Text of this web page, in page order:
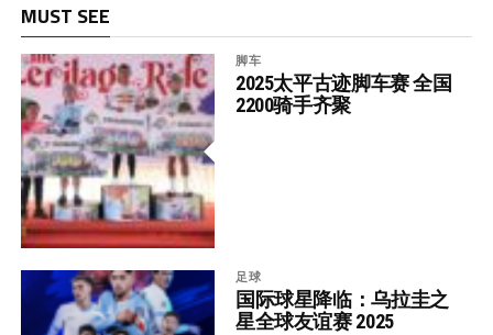
MUST SEE
脚车
2025太平古迹脚车赛 全国
2200骑手齐聚
足球
国际球星降临：乌拉圭之
星全球友谊赛 2025